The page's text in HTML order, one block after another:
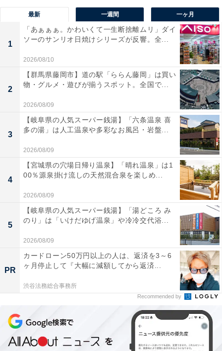
最新 一週間 一ヶ月
1
「あぁぁぁ。かわいくて一生断捨離ムリ」ダイ
ソーのサンリオ日焼けシリーズが反響。全...
2026/08/10
2
【群馬県藤岡市】道の駅「ららん藤岡」は買い
物・グルメ・遊びが揃うスポット。全国で...
2026/08/09
3
【岐阜県の人気スーパー銭湯】「六条温泉 喜
多の湯」は人工温泉や多彩なお風呂・岩盤...
2026/08/09
4
【宮城県の穴場日帰り温泉】「晴れ温泉」は1
00％源泉掛け流しの天然混合泉を楽しめ...
2026/08/09
5
【岐阜県の人気スーパー銭湯】「湯どころ み
のり」は「いけだゆげ温泉」や冷冷交代浴...
2026/08/09
PR
カードローン50万円以上の人は、返済を3～6
ヶ月停止して『大幅に減額してから返済...
渋谷法務総合事務所
Recommended by